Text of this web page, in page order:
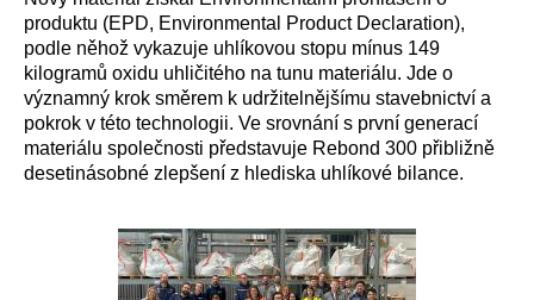
produktu (EPD, Environmental Product Declaration),
podle něhož vykazuje uhlíkovou stopu mínus 149
kilogramů oxidu uhličitého na tunu materiálu. Jde o
významný krok směrem k udržitelnějšímu stavebnictví a
pokrok v této technologii. Ve srovnání s první generací
materiálu společnosti představuje Rebond 300 přibližně
desetinásobné zlepšení z hlediska uhlíkové bilance.